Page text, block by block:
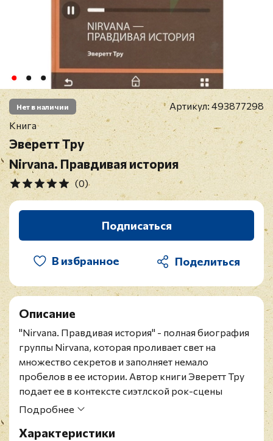
Нет в наличии Артикул: 493877298
Книга
Эверетт Тру
Nirvana. Правдивая история
(0)
Подписаться
В избранное
Описание
"Nirvana. Правдивая история" - полная биография
группы Nirvana, которая проливает свет на
множество секретов и заполняет немало
пробелов в ее истории. Автор книги Эверетт Тру
подает ее в контексте сиэтлской рок-сцены
времен зарождения гранжа.
Эверетт Тру - британский музыкальный критик,
Подробнее
Характеристики